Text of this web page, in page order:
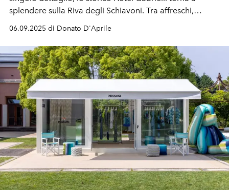
splendere sulla Riva degli Schiavoni. Tra affreschi,
panorami mozzafiato, un nuovo salotto per vivere una
Venezia d'altri tempi ma mai polverosa. Il touch
contemporaneo si sente eccome.
06.09.2025 di Donato D'Aprile